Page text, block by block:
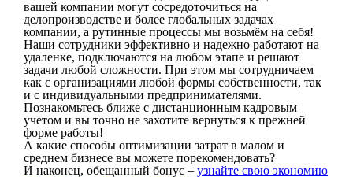
вашей компании могут сосредоточиться на
делопроизводстве и более глобальных задачах
компании, а рутинные процессы мы возьмём на себя!
Наши сотрудники эффективно и надежно работают на
удаленке, подключаются на любом этапе и решают
задачи любой сложности. При этом мы сотрудничаем
как с организациями любой формы собственности, так
и с индивидуальными предпринимателями.
Познакомьтесь ближе с дистанционным кадровым
учетом и вы точно не захотите вернуться к прежней
форме работы!
А какие способы оптимизации затрат в малом и
среднем бизнесе вы можете порекомендовать?
И наконец, обещанный бонус – узнайте свою экономию